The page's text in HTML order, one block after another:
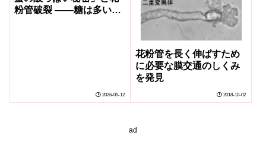
粉管破裂 ――糖は多いが
2026-05-12
花粉管を長く伸ばすため
に必要な膜交通のしくみ
を発見
2018-10-02
ad